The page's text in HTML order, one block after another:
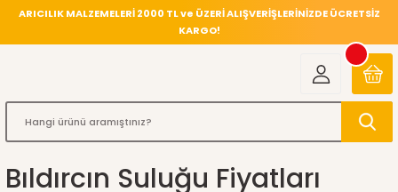
ARICILIK MALZEMELERİ 2000 TL ve ÜZERİ ALIŞVERİŞLERİNİZDE ÜCRETSİZ
KARGO!
Bıldırcın Suluğu Fiyatları